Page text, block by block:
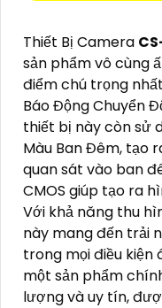
Thiết Bị Camera
sản phẩm vô cùng
điểm chú trọng
Báo Động Chuyển
thiết bị này còn sử
Màu Ban Đêm, tạo
quan sát vào ban
CMOS giúp tạo ra
Với khả năng thu
này mang đến trải
trong mọi điều kiện
một sản phẩm
lượng và uy tín,